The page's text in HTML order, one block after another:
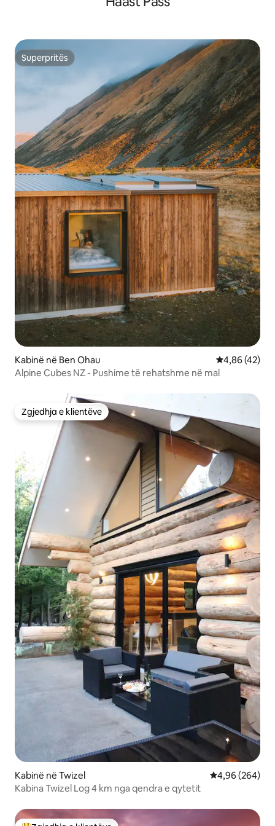
Superpritës
Superpritës
Kabinë në Ben Ohau Vlerësimi
4,86 (42)
Alpine Cubes NZ - Pushime të rehatshme në mal
Zgjedhja e klientëve
Zgjedhja e klientëve
Kabinë në Twizel Vlerësimi
4,96 (264)
Kabina Twizel Log 4 km nga qendra e qytetit